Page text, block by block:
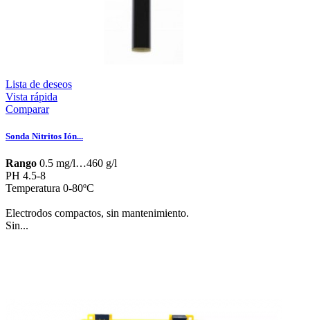
Lista de deseos
Vista rápida
Comparar
Sonda Nitritos Ión...
Rango 0.5 mg/l…460 g/l
PH 4.5-8
Temperatura 0-80ºC
Electrodos compactos, sin mantenimiento.
Sin...